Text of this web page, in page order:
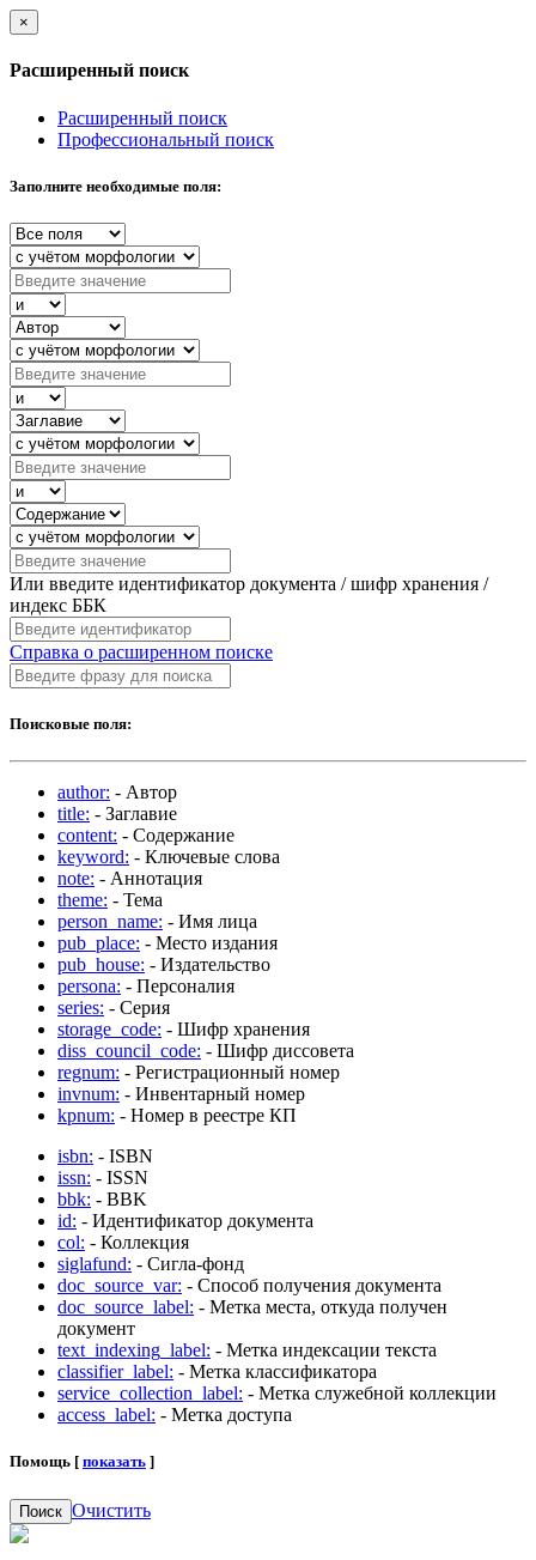
×
Расширенный поиск
Расширенный поиск
Профессиональный поиск
Заполните необходимые поля:
Или введите идентификатор документа / шифр хранения /
индекс ББК
Справка о расширенном поиске
Поисковые поля:
author: - Автор
title: - Заглавие
content: - Содержание
keyword: - Ключевые слова
note: - Аннотация
theme: - Тема
person_name: - Имя лица
pub_place: - Место издания
pub_house: - Издательство
persona: - Персоналия
series: - Серия
storage_code: - Шифр хранения
diss_council_code: - Шифр диссовета
regnum: - Регистрационный номер
invnum: - Инвентарный номер
kpnum: - Номер в реестре КП
isbn: - ISBN
issn: - ISSN
bbk: - BBK
id: - Идентификатор документа
col: - Коллекция
siglafund: - Сигла-фонд
doc_source_var: - Способ получения документа
doc_source_label: - Метка места, откуда получен
документ
text_indexing_label: - Метка индексации текста
classifier_label: - Метка классификатора
service_collection_label: - Метка служебной коллекции
access_label: - Метка доступа
Помощь [ показать ]
Поиск Очистить